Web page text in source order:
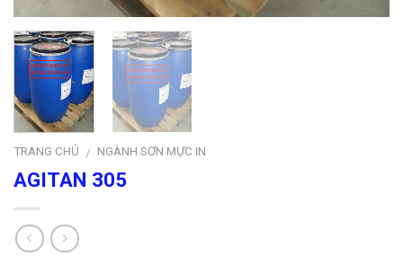
TRANG CHỦ / NGÀNH SƠN MỰC IN
AGITAN 305